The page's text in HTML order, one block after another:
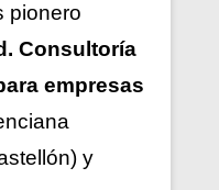
pionero
Consultoría
empresas
y